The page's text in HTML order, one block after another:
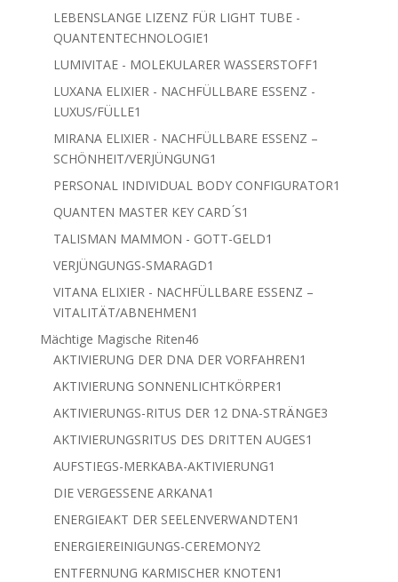
Produkt
LEBENSLANGE LIZENZ FÜR LIGHT TUBE -
QUANTENTECHNOLOGIE1
Produkt
LUMIVITAE - MOLEKULARER WASSERSTOFF1
LUXANA ELIXIER - NACHFÜLLBARE ESSENZ -
LUXUS/FÜLLE1
Produkt
MIRANA ELIXIER - NACHFÜLLBARE ESSENZ –
SCHÖNHEIT/VERJÜNGUNG1
Produkt
PERSONAL INDIVIDUAL BODY CONFIGURATOR1
QUANTEN MASTER KEY CARD ́S1
Produkt
TALISMAN MAMMON - GOTT-GELD1
VERJÜNGUNGS-SMARAGD1
Produkt
VITANA ELIXIER - NACHFÜLLBARE ESSENZ –
VITALITÄT/ABNEHMEN1
Produkt
Mächtige Magische Riten4646
Produkte
AKTIVIERUNG DER DNA DER VORFAHREN1
AKTIVIERUNG SONNENLICHTKÖRPER1
Produkt
AKTIVIERUNGS-RITUS DER 12 DNA-STRÄNGE33
AKTIVIERUNGSRITUS DES DRITTEN AUGES1
AUFSTIEGS-MERKABA-AKTIVIERUNG1
DIE VERGESSENE ARKANA1
Produkt
ENERGIEAKT DER SEELENVERWANDTEN1
ENERGIEREINIGUNGS-CEREMONY22
Produkte
ENTFERNUNG KARMISCHER KNOTEN1